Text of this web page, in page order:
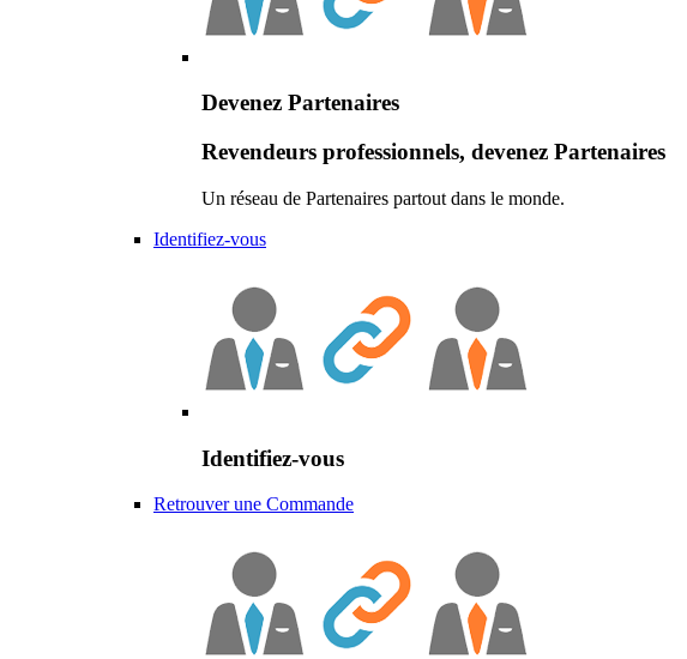
Devenez Partenaires
Revendeurs professionnels, devenez Partenaires
Un réseau de Partenaires partout dans le monde.
Identifiez-vous
Identifiez-vous
Retrouver une Commande